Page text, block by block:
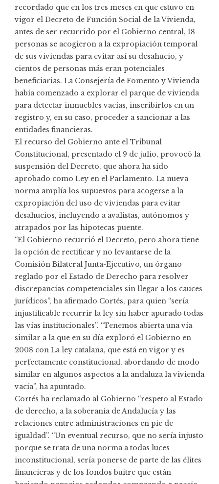
recordado que en los tres meses en que estuvo en
vigor el Decreto de Función Social de la Vivienda,
antes de ser recurrido por el Gobierno central, 18
personas se acogieron a la expropiación temporal
de sus viviendas para evitar así su desahucio, y
cientos de personas más eran potenciales
beneficiarias. La Consejería de Fomento y Vivienda
había comenzado a explorar el parque de vivienda
para detectar inmuebles vacías, inscribirlos en un
registro y, en su caso, proceder a sancionar a las
entidades financieras.
El recurso del Gobierno ante el Tribunal
Constitucional, presentado el 9 de julio, provocó la
suspensión del Decreto, que ahora ha sido
aprobado como Ley en el Parlamento. La nueva
norma amplía los supuestos para acogerse a la
expropiación del uso de viviendas para evitar
desahucios, incluyendo a avalistas, autónomos y
atrapados por las hipotecas puente.
“El Gobierno recurrió el Decreto, pero ahora tiene
la opción de rectificar y no levantarse de la
Comisión Bilateral Junta-Ejecutivo, un órgano
reglado por el Estado de Derecho para resolver
discrepancias competenciales sin llegar a los cauces
jurídicos”, ha afirmado Cortés, para quien “sería
injustificable recurrir la ley sin haber apurado todas
las vías institucionales”. “Tenemos abierta una vía
similar a la que en su día exploró el Gobierno en
2008 con La ley catalana, que está en vigor y es
perfectamente constitucional, abordando de modo
similar en algunos aspectos a la andaluza la vivienda
vacía”, ha apuntado.
Cortés ha reclamado al Gobierno “respeto al Estado
de derecho, a la soberanía de Andalucía y las
relaciones entre administraciones en pie de
igualdad”. “Un eventual recurso, que no sería injusto
porque se trata de una norma a todas luces
inconstitucional, sería ponerse de parte de las élites
financieras y de los fondos buitre que están